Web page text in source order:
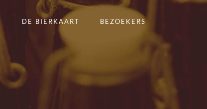
DE BIERKAART BEZOEKERS